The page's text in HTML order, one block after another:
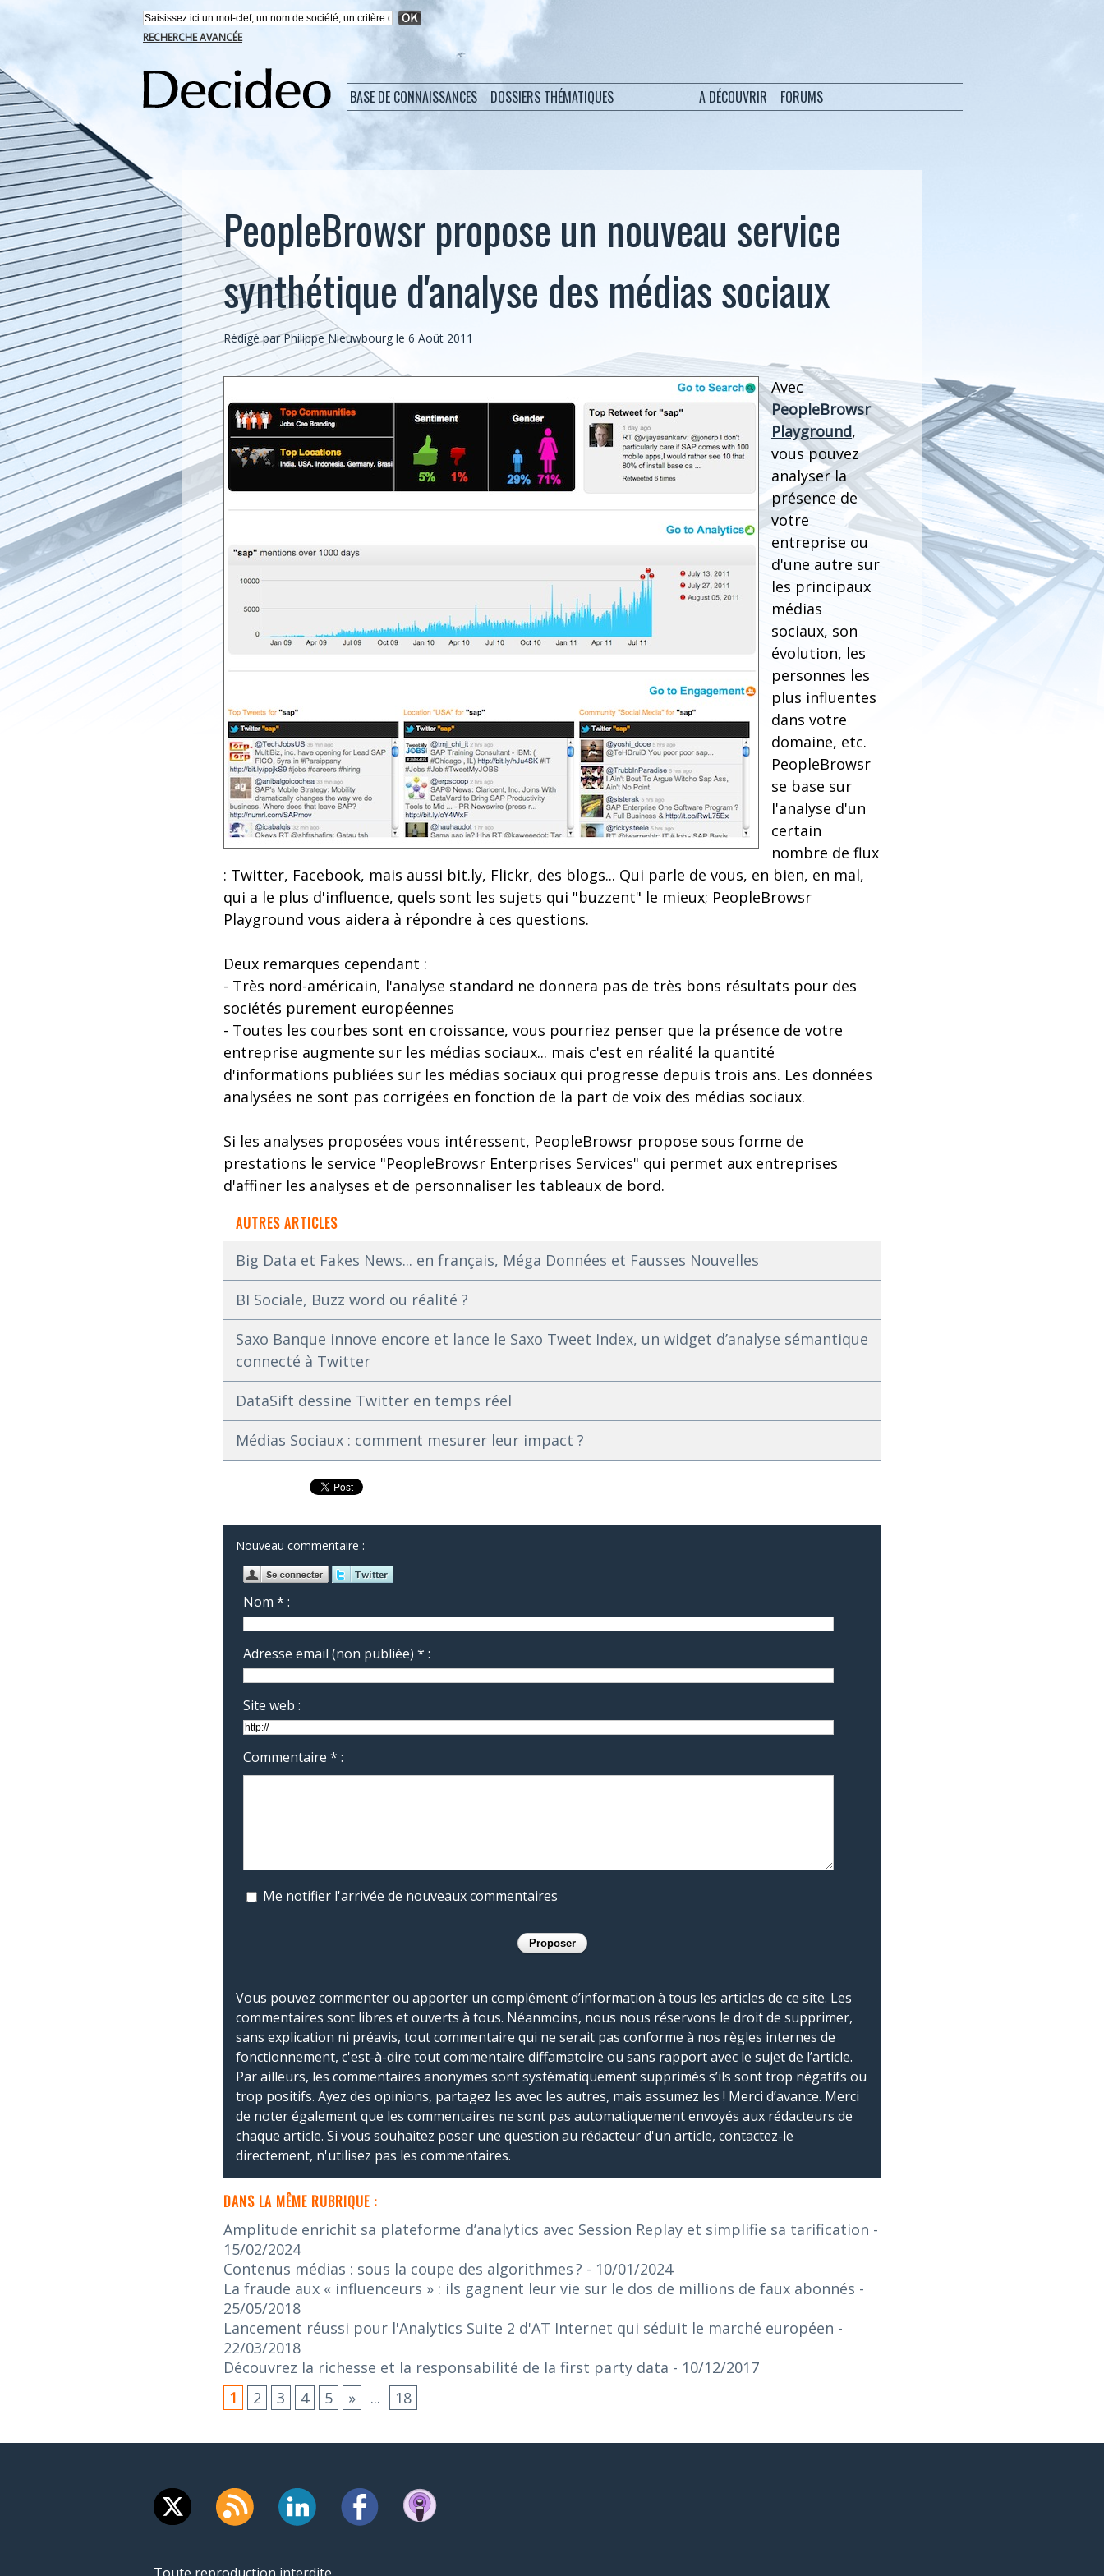
RECHERCHE AVANCÉE
BASE DE CONNAISSANCES DOSSIERS THÉMATIQUES A DÉCOUVRIR FORUMS
PeopleBrowsr propose un nouveau service
synthétique d'analyse des médias sociaux
Rédigé parPhilippe Nieuwbourgle 6 Août 2011
Avec
PeopleBrowsr
Playground,
vous pouvez
analyser la
présence de
votre
entreprise ou
d'une autre sur
les principaux
médias
sociaux, son
évolution, les
personnes les
plus influentes
dans votre
domaine, etc.
PeopleBrowsr
se base sur
l'analyse d'un
certain
nombre de flux
: Twitter, Facebook, mais aussi bit.ly, Flickr, des blogs... Qui parle de vous, en bien, en mal,
qui a le plus d'influence, quels sont les sujets qui "buzzent" le mieux; PeopleBrowsr
Playground vous aidera à répondre à ces questions.
Deux remarques cependant :
- Très nord-américain, l'analyse standard ne donnera pas de très bons résultats pour des
sociétés purement européennes
- Toutes les courbes sont en croissance, vous pourriez penser que la présence de votre
entreprise augmente sur les médias sociaux... mais c'est en réalité la quantité
d'informations publiées sur les médias sociaux qui progresse depuis trois ans. Les données
analysées ne sont pas corrigées en fonction de la part de voix des médias sociaux.
Si les analyses proposées vous intéressent, PeopleBrowsr propose sous forme de
prestations le service "PeopleBrowsr Enterprises Services" qui permet aux entreprises
d'affiner les analyses et de personnaliser les tableaux de bord.
AUTRES ARTICLES
Big Data et Fakes News... en français, Méga Données et Fausses Nouvelles
BI Sociale, Buzz word ou réalité ?
Saxo Banque innove encore et lance le Saxo Tweet Index, un widget d’analyse sémantique
connecté à Twitter
DataSift dessine Twitter en temps réel
Médias Sociaux : comment mesurer leur impact ?
Nouveau commentaire :
Nom * :
Adresse email (non publiée) * :
Site web :
Commentaire * :
Me notifier l'arrivée de nouveaux commentaires
Vous pouvez commenter ou apporter un complément d’information à tous les articles de ce site. Les
commentaires sont libres et ouverts à tous. Néanmoins, nous nous réservons le droit de supprimer,
sans explication ni préavis, tout commentaire qui ne serait pas conforme à nos règles internes de
fonctionnement, c'est-à-dire tout commentaire diffamatoire ou sans rapport avec le sujet de l’article.
Par ailleurs, les commentaires anonymes sont systématiquement supprimés s’ils sont trop négatifs ou
trop positifs. Ayez des opinions, partagez les avec les autres, mais assumez les ! Merci d’avance. Merci
de noter également que les commentaires ne sont pas automatiquement envoyés aux rédacteurs de
chaque article. Si vous souhaitez poser une question au rédacteur d'un article, contactez-le
directement, n'utilisez pas les commentaires.
DANS LA MÊME RUBRIQUE :
Amplitude enrichit sa plateforme d’analytics avec Session Replay et simplifie sa tarification -
15/02/2024
Contenus médias : sous la coupe des algorithmes ? - 10/01/2024
La fraude aux « influenceurs » : ils gagnent leur vie sur le dos de millions de faux abonnés -
25/05/2018
Lancement réussi pour l'Analytics Suite 2 d'AT Internet qui séduit le marché européen -
22/03/2018
Découvrez la richesse et la responsabilité de la first party data - 10/12/2017
1
2 3 4 5 » ... 18